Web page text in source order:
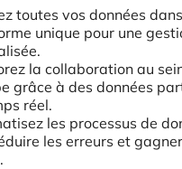
toutes vos données
unique pour une
la collaboration au
grâce à des données
réel.
les processus de
les erreurs et